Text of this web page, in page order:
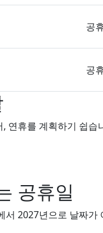
공
공
연휴를 계획하기 쉽습
공휴일
서 2027년으로 날짜가